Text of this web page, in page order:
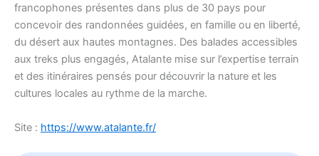
francophones présentes dans plus de 30 pays pour
concevoir des randonnées guidées, en famille ou en liberté,
du désert aux hautes montagnes. Des balades accessibles
aux treks plus engagés, Atalante mise sur l’expertise terrain
et des itinéraires pensés pour découvrir la nature et les
cultures locales au rythme de la marche.
Site : https://www.atalante.fr/